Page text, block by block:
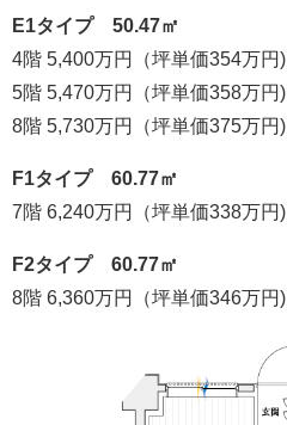
E1タイプ 50.47㎡
4階 5,400万円（坪単価354万円)
5階 5,470万円（坪単価358万円)
8階 5,730万円（坪単価375万円)
F1タイプ 60.77㎡
7階 6,240万円（坪単価338万円)
F2タイプ 60.77㎡
8階 6,360万円（坪単価346万円)